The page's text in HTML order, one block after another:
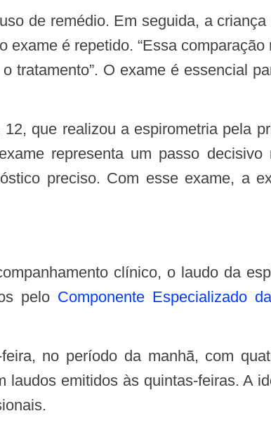
exame é repetido. “Essa
tratamento”. O exame é essencial
representa um passo
preciso. Com esse exame, a
pelo Componente Especializado
laudos emitidos às quintas-feiras. A